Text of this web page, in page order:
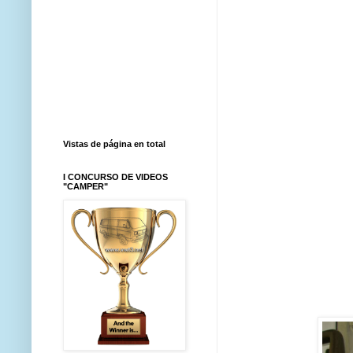
Vistas de página en total
I CONCURSO DE VIDEOS
"CAMPER"